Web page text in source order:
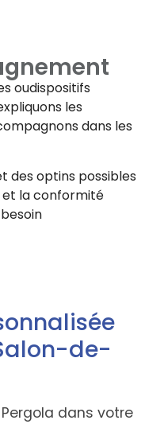
oudispositifs
les
dans les
des optins possibles
et la conformité
de-
dans votre